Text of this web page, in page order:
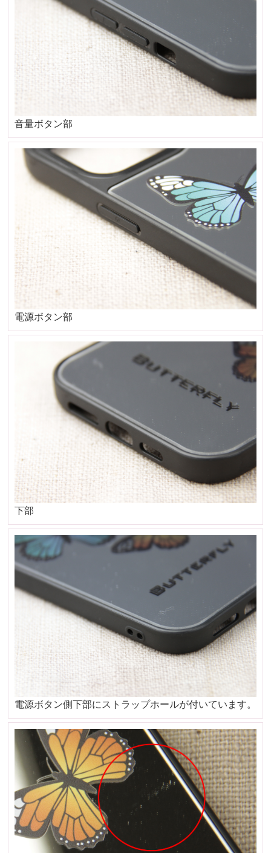
音量ボタン部
電源ボタン部
下部
電源ボタン側下部にストラップホールが付いています。